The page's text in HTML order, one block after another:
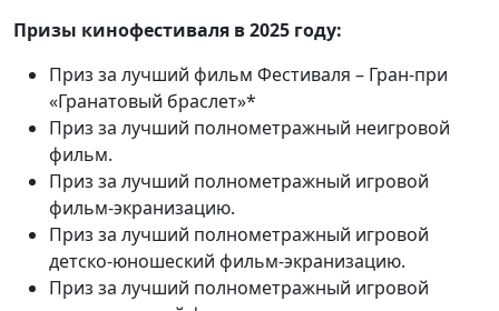
Призы кинофестиваля в 2025 году:
Приз за лучший фильм Фестиваля – Гран-при
«Гранатовый браслет»*
Приз за лучший полнометражный неигровой
фильм.
Приз за лучший полнометражный игровой
фильм-экранизацию.
Приз за лучший полнометражный игровой
детско-юношеский фильм-экранизацию.
Приз за лучший полнометражный игровой